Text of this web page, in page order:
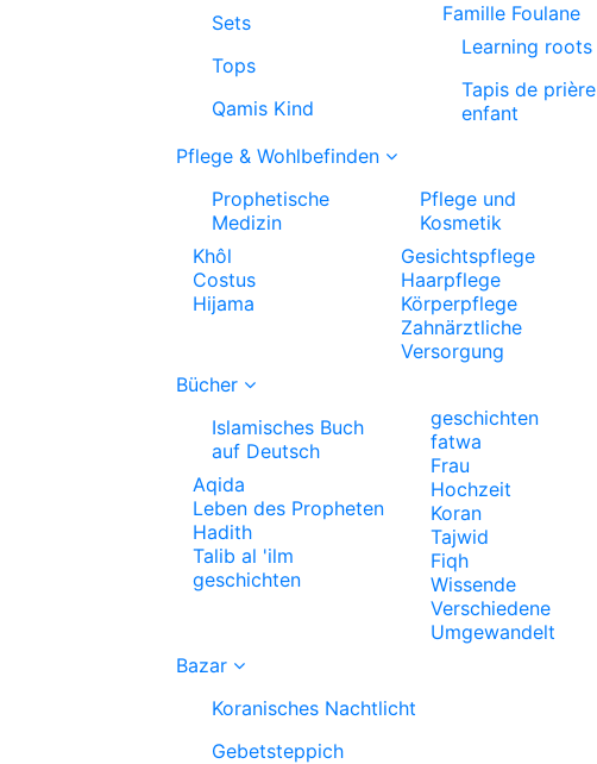
Sets
Tops
Qamis Kind
Famille Foulane
Learning roots
Tapis de prière
enfant
Pflege & Wohlbefinden
Prophetische
Medizin
Khôl
Costus
Hijama
Pflege und
Kosmetik
Gesichtspflege
Haarpflege
Körperpflege
Zahnärztliche
Versorgung
Bücher
Islamisches Buch
auf Deutsch
Aqida
Leben des Propheten
Hadith
Talib al 'ilm
geschichten
geschichten
fatwa
Frau
Hochzeit
Koran
Tajwid
Fiqh
Wissende
Verschiedene
Umgewandelt
Bazar
Koranisches Nachtlicht
Gebetsteppich